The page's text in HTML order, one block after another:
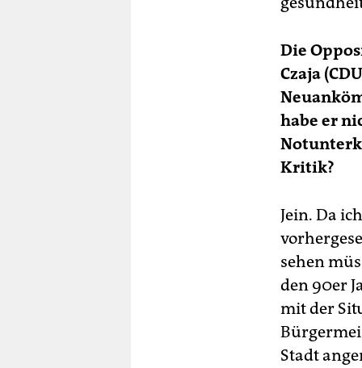
Die
Czaja
habe er
Kritik?
Jein. Da
sehen
den 90er
mit der
Stadt